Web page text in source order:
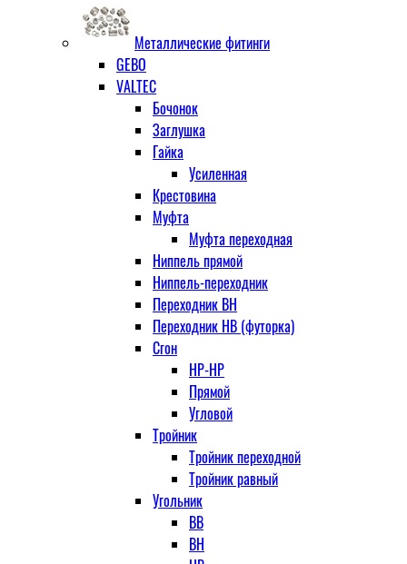
Металлические фитинги
GEBO
VALTEC
Бочонок
Заглушка
Гайка
Усиленная
Крестовина
Муфта
Муфта переходная
Ниппель прямой
Ниппель-переходник
Переходник ВН
Переходник НВ (футорка)
Сгон
НР-НР
Прямой
Угловой
Тройник
Тройник переходной
Тройник равный
Угольник
ВВ
ВН